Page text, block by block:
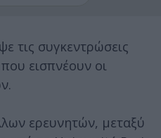
τις συγκεντρώσεις
εισπνέουν οι
ερευνητών, μεταξύ